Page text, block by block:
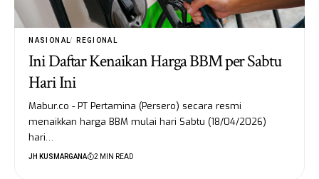
NASIONAL REGIONAL
Ini Daftar Kenaikan Harga BBM per Sabtu
Hari Ini
Mabur.co - PT Pertamina (Persero) secara resmi
menaikkan harga BBM mulai hari Sabtu (18/04/2026)
hari…
JH KUSMARGANA 2 MIN READ